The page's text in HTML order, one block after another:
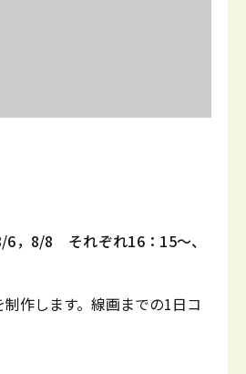
6，8/8 それぞれ16：15～、
作します。線画までの1日コ